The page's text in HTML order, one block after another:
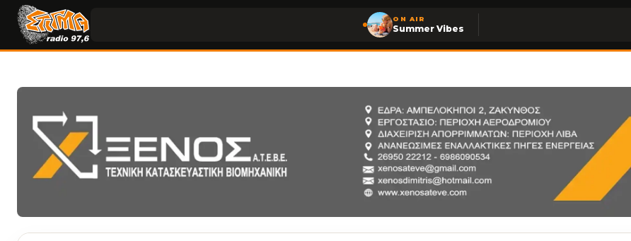
ON AIR
Summer Vibes